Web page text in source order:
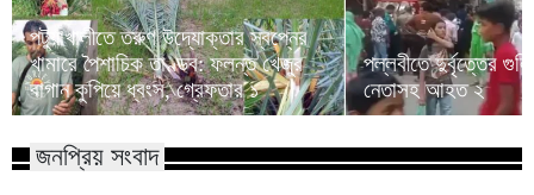
পটুয়াখালীতে তরুণ উদ্যোক্তার স্বপ্নের
খামারে পৈশাচিক তাণ্ডব: ফলন্ত খেজুর
বাগান কুপিয়ে ধ্বংস, গ্রেফতার ১
পল্লবীতে দুর্বৃত্তের
নেতাসহ আহত ২
জনপ্রিয় সংবাদ